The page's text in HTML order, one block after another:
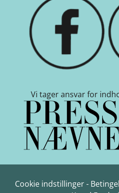
Vi tager ansvar for
Cookie indstillinger-